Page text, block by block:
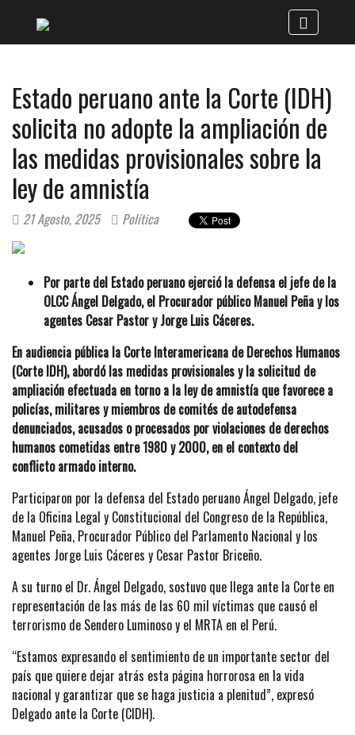
Estado peruano ante la Corte (IDH)
solicita no adopte la ampliación de
las medidas provisionales sobre la
ley de amnistía
21 Agosto, 2025 Política
Por parte del Estado peruano ejerció la defensa el jefe de la
OLCC Ángel Delgado, el Procurador público Manuel Peña y los
agentes Cesar Pastor y Jorge Luis Cáceres.
En audiencia pública la Corte Interamericana de Derechos Humanos
(Corte IDH), abordó las medidas provisionales y la solicitud de
ampliación efectuada en torno a la ley de amnistía que favorece a
policías, militares y miembros de comités de autodefensa
denunciados, acusados o procesados por violaciones de derechos
humanos cometidas entre 1980 y 2000, en el contexto del
conflicto armado interno.
Participaron por la defensa del Estado peruano Ángel Delgado, jefe
de la Oficina Legal y Constitucional del Congreso de la República,
Manuel Peña, Procurador Público del Parlamento Nacional y los
agentes Jorge Luis Cáceres y Cesar Pastor Briceño.
A su turno el Dr. Ángel Delgado, sostuvo que llega ante la Corte en
representación de las más de las 60 mil víctimas que causó el
terrorismo de Sendero Luminoso y el MRTA en el Perú.
“Estamos expresando el sentimiento de un importante sector del
país que quiere dejar atrás esta página horrorosa en la vida
nacional y garantizar que se haga justicia a plenitud”, expresó
Delgado ante la Corte (CIDH).